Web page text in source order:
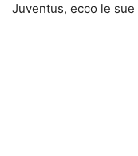
Juventus, ecco le